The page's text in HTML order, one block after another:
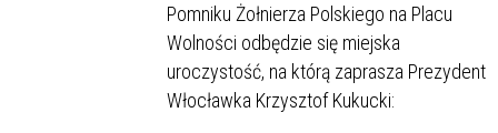
Pomniku Żołnierza Polskiego na Placu
Wolności odbędzie się miejska
uroczystość, na którą zaprasza Prezydent
Włocławka Krzysztof Kukucki: